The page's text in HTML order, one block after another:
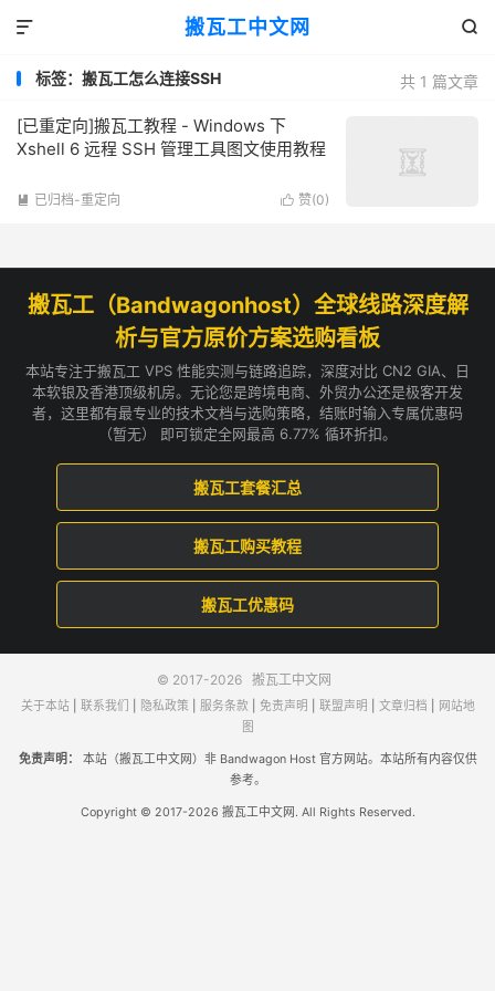
搬瓦工中文网 

共 1 篇文章
标签：搬瓦工怎么连接SSH
[已重定向]搬瓦工教程 - Windows 下
Xshell 6 远程 SSH 管理工具图文使用教程
 赞(0)
 已归档-重定向
搬瓦工（Bandwagonhost）全球线路深度解
析与官方原价方案选购看板
本站专注于搬瓦工 VPS 性能实测与链路追踪，深度对比 CN2 GIA、日
本软银及香港顶级机房。无论您是跨境电商、外贸办公还是极客开发
者，这里都有最专业的技术文档与选购策略，结账时输入专属优惠码
（暂无） 即可锁定全网最高 6.77% 循环折扣。
搬瓦工套餐汇总
搬瓦工购买教程
搬瓦工优惠码
© 2017-2026 搬瓦工中文网
关于本站| 联系我们 隐私政策 服务条款 免责声明 联盟声明 文章归档
网站地
图
免责声明：
本站（搬瓦工中文网）非 Bandwagon Host 官方网站。本站所有内容仅供
参考。
Copyright © 2017-2026 搬瓦工中文网. All Rights Reserved.